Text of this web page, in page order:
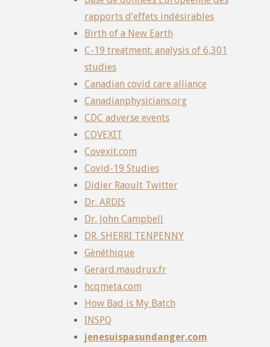
rapports d’effets indésirables
Birth of a New Earth
C-19 treatment: analysis of 6,301
studies
Canadian covid care alliance
Canadianphysicians.org
CDC adverse events
COVEXIT
Covexit.com
Covid-19 Studies
Didier Raoult Twitter
Dr. ARDIS
Dr. John Campbell
DR. SHERRI TENPENNY
Gènéthique
Gerard.maudrux.fr
hcqmeta.com
How Bad is My Batch
INSPQ
jenesuispasundanger.com